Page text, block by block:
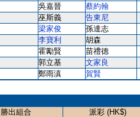
吳嘉晉 蔡約翰
巫斯義 告東尼
梁家俊 孫達志
李寶利 胡森
霍勵賢 苗禮德
郭立基 文家良
鄭雨滇
賀賢
勝出組合
派彩 (HK$)